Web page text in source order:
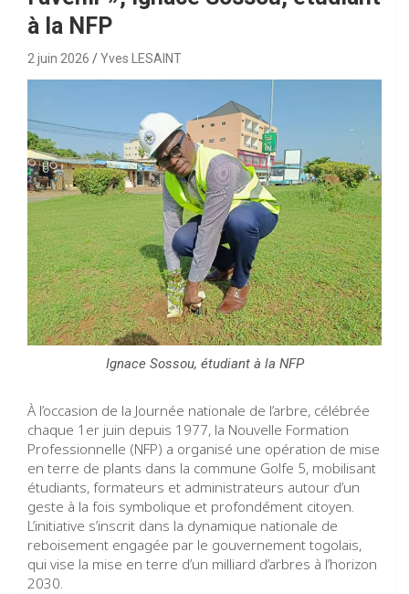
à la NFP
2 juin 2026 Yves LESAINT
Ignace Sossou, étudiant à la NFP
À l’occasion de la Journée nationale de l’arbre, célébrée
chaque 1er juin depuis 1977, la Nouvelle Formation
Professionnelle (NFP) a organisé une opération de mise
en terre de plants dans la commune Golfe 5, mobilisant
étudiants, formateurs et administrateurs autour d’un
geste à la fois symbolique et profondément citoyen.
L’initiative s’inscrit dans la dynamique nationale de
reboisement engagée par le gouvernement togolais,
qui vise la mise en terre d’un milliard d’arbres à l’horizon
2030.